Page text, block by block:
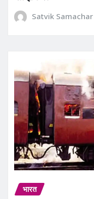
Satvik Samachar
भारत